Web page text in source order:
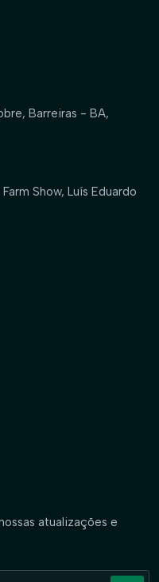
Barreiras - BA,
Show, Luís Eduardo
atualizações e